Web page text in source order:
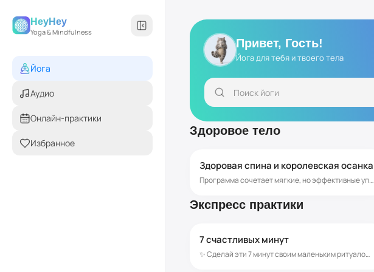
HeyHey
Yoga & Mindfulness
Йога
Аудио
Онлайн-практики
Избранное
Привет, Гость!
Йога для тебя и твоего тела
Здоровое тело
Здоровая спина и королевская осанка
Программа сочетает мягкие, но эффективные упражнения для укрепления глубоких мышц спины, раскрытия грудной клетки и снятия напряжения в шее и плечах. Легкие упражнения помогут выровнять осанку, вернуть телу лёгкость и уверенность, а движения - плавность и красоту.
Экспресс практики
7 счастливых минут
✨ Сделай эти 7 минут своим маленьким ритуалом счастья и легкости. Практика идеально подходит для утреннего пробуждения или короткой паузы в течение дня. Эта короткая последовательность подарит ощущение лёгкости, ясности ума и настроит на счастливый ритм дня.